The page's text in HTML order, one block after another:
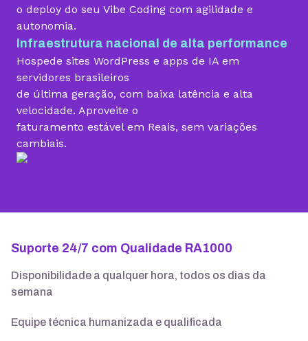
Vibe Coding
Criador de Sites grátis
Armazenamento
Suporte 24/7 com especialistas
o deploy do seu Vibe Coding com agilidade e
autonomia.
Infraestrutura nacional de alta performance
Hospede sites WordPress e apps de IA em
servidores brasileiros
de última geração, com baixa latência e alta
velocidade. Aproveite o
faturamento estável em Reais, sem variações
cambiais.
Suporte 24/7 com Qualidade RA1000
Disponibilidade a qualquer hora, todos os dias da
semana
Equipe técnica humanizada e qualificada